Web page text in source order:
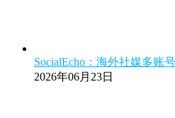
SocialEcho：海外社媒多账
2026年06月23日